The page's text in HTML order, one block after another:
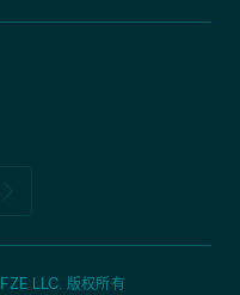
LLC. 版权所有